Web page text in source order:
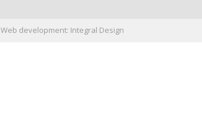
Web development: Integral Design